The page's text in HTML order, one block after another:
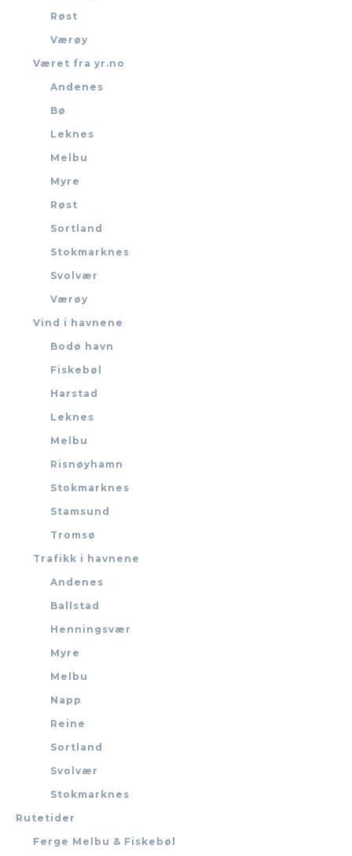
Røst
Værøy
Været fra yr.no
Andenes
Bø
Leknes
Melbu
Myre
Røst
Sortland
Stokmarknes
Svolvær
Værøy
Vind i havnene
Bodø havn
Fiskebøl
Harstad
Leknes
Melbu
Risnøyhamn
Stokmarknes
Stamsund
Tromsø
Trafikk i havnene
Andenes
Ballstad
Henningsvær
Myre
Melbu
Napp
Reine
Sortland
Svolvær
Stokmarknes
Rutetider
Ferge Melbu & Fiskebøl